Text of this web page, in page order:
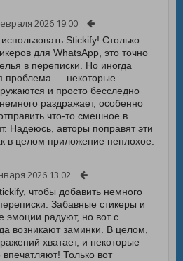
2026 19:00
Stickify! Столько
для WhatsApp, это точно
в переписки. Но иногда
проблема — некоторые
и просто бесследно
раздражает, особенно
что-то смешное в
Надеюсь, авторы поправят эти
в целом приложение неплохое.
2026 13:02
чтобы добавить немного
Забавные стикеры и
эмоции радуют, но вот с
возникают заминки. В целом,
хватает, и некоторые
впечатляют! Только вот